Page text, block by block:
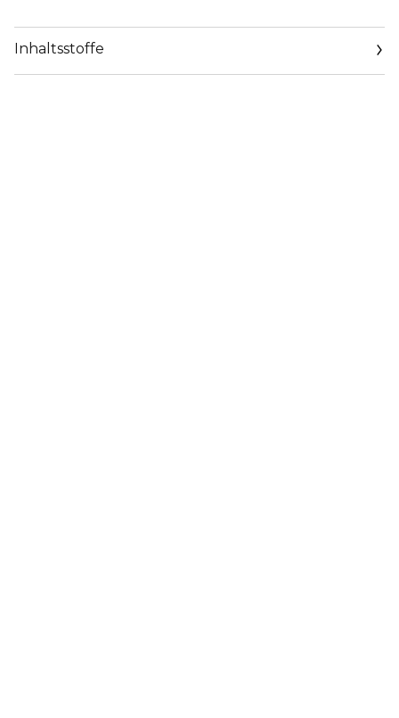
Inhaltsstoffe